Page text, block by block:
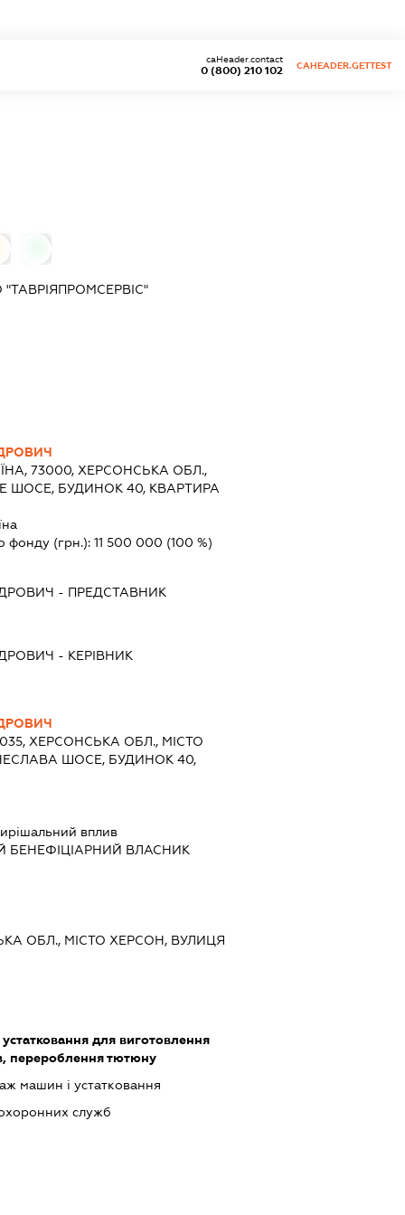
0 (800) 210 102
caHeader.contact
CAHEADER.GETTEST
73000, ХЕРСОНСЬКА ОБЛ.,
ШОСЕ, БУДИНОК 40, КВАРТИРА
фонду (грн.):11 500 000 (100 %)
- ПРЕДСТАВНИК
- КЕРІВНИК
ХЕРСОНСЬКА ОБЛ., МІСТО
ШОСЕ, БУДИНОК 40,
вплив
БЕНЕФІЦІАРНИЙ ВЛАСНИК
ОБЛ., МІСТО ХЕРСОН, ВУЛИЦЯ
для виготовлення
перероблення тютюну
машин і устатковання
служб